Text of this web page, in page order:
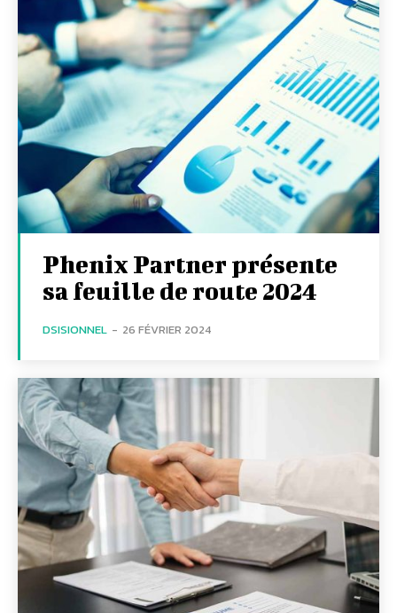
Phenix Partner présente
sa feuille de route 2024
DSISIONNEL - 26 FÉVRIER 2024